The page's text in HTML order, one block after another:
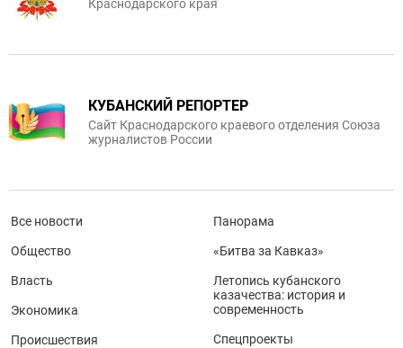
Краснодарского края
КУБАНСКИЙ РЕПОРТЕР
Сайт Краснодарского краевого отделения Союза
журналистов России
Все новости
Общество
Власть
Экономика
Происшествия
Панорама
«Битва за Кавказ»
Летопись кубанского
казачества: история и
современность
Спецпроекты